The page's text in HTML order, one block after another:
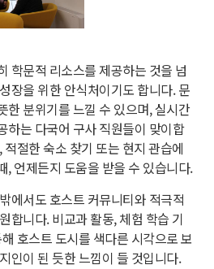
학문적 리소스를 제공하는 것을 넘
장을 위한 안식처이기도 합니다. 문
한 분위기를 느낄 수 있으며, 실시간
하는 다국어 구사 직원들이 맞이합
절한 숙소 찾기 또는 현지 관습에
, 언제든지 도움을 받을 수 있습니다.
에서도 호스트 커뮤니티와 적극적
합니다. 비교과 활동, 체험 학습 기
호스트 도시를 색다른 시각으로 보
인이 된 듯한 느낌이 들 것입니다.